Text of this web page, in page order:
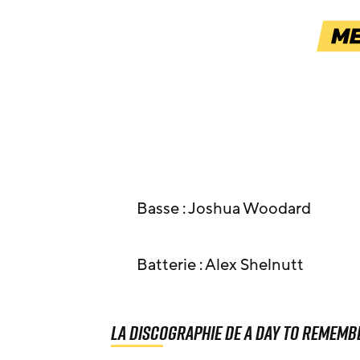
Basse : Joshua Woodard
Batterie : Alex Shelnutt
La discographie de A Day To